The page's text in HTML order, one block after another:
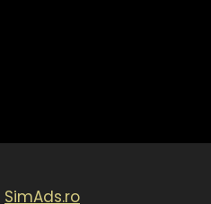
SimAds.ro